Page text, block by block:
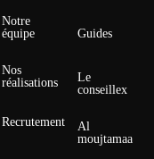
Notre
équipe
Nos
réalisations
Recrutement
Guides
Le
conseillex
Al
moujtamaa